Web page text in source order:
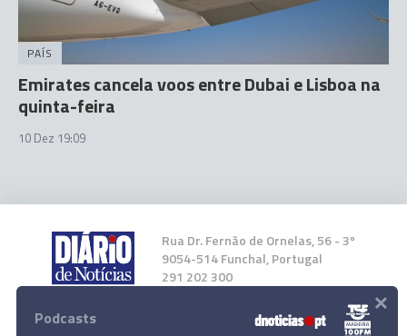
PAÍS
Emirates cancela voos entre Dubai e Lisboa na
quinta-feira
10 Dez 19:09
Rua Dr. Fernão de Ornelas, 56 - 3º
9054-514 Funchal, Portugal
291 202 300
Instale a nossa App
Podcasts ×